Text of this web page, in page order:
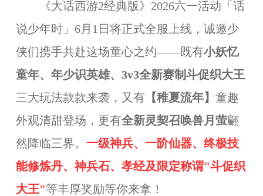
《大话西游2经典版》2026六一活动「话
说少年时」6月1日将正式全服上线，诚邀少
侠们携手共赴这场童心之约——既有小妖忆
童年、年少识英雄、3v3全新赛制斗促织大王
三大玩法款款来袭，又有 【稚夏流年】 童趣
外观清甜登场，更有全新灵契召唤兽月萤翩
然降临三界。 一级神兵、一阶仙器、终极技
能修炼丹、神兵石、孝经及限定称谓"斗促织
大王"等丰厚奖励等你来拿！